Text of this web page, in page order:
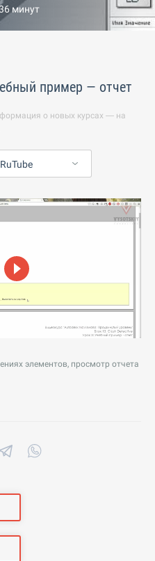
минут
пример — отчет
о новых курсах — на
RuTube
элементов, просмотр отчета